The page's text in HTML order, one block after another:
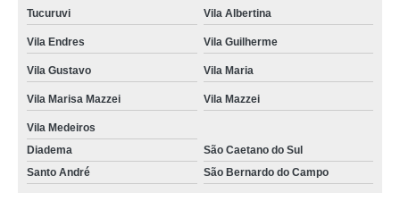
Tucuruvi Vila Albertina
Vila Endres Vila Guilherme
Vila Gustavo Vila Maria
Vila Marisa Mazzei Vila Mazzei
Vila Medeiros
Diadema
São Caetano do Sul
Santo André
São Bernardo do Campo